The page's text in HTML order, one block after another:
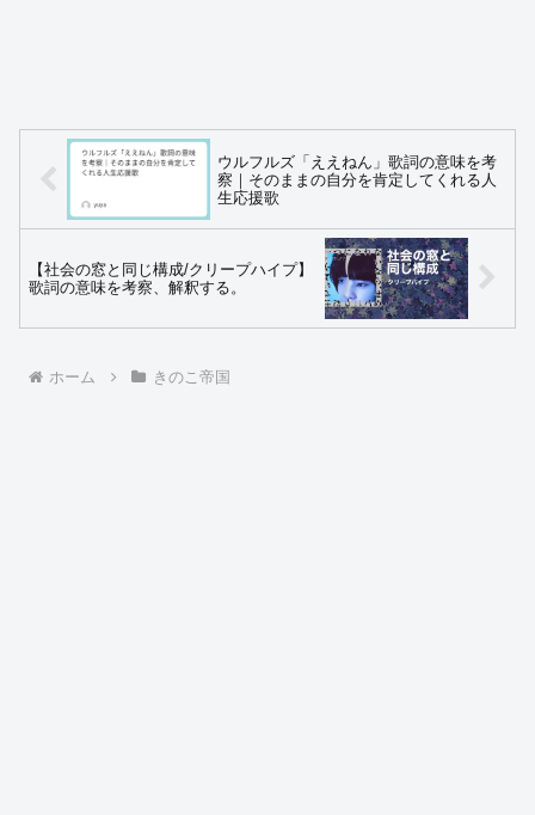
ウルフルズ「ええねん」歌詞の意味を考
察｜そのままの自分を肯定してくれる人
生応援歌
【社会の窓と同じ構成/クリープハイプ】
歌詞の意味を考察、解釈する。
ホーム きのこ帝国